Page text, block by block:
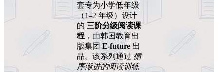
套专为小学低年级
（1–2 年级）设计
的 三阶分级阅读课
程 ，由韩国教育出
版集团 E-future 出
品。该系列通过 循
序渐进的阅读训练